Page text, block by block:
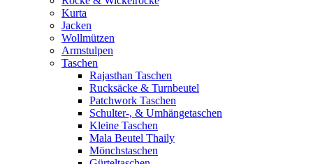
Kurta
Jacken
Wollmützen
Armstulpen
Taschen
Rajasthan Taschen
Rucksäcke & Turnbeutel
Patchwork Taschen
Schulter-, & Umhängetaschen
Kleine Taschen
Mala Beutel Thaily
Mönchstaschen